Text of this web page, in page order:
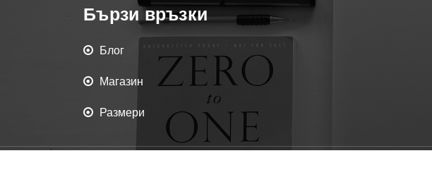
Бързи връзки
Блог
Магазин
Размери